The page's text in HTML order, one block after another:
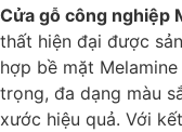
Cửa gỗ công nghiệp
thất hiện đại được
hợp bề mặt
trọng, đa dạng màu
xước hiệu quả. Với